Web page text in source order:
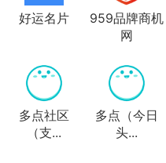
好运名片
959品牌商机
网
多点社区
（支...
多点（今日
头...